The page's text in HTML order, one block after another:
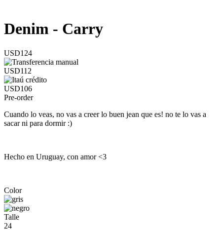
Denim - Carry
USD124
USD112
USD106
Pre-order
Cuando lo veas, no vas a creer lo buen jean que es! no te lo vas a
sacar ni para dormir :)
Hecho en Uruguay, con amor <3
Color
Talle
24